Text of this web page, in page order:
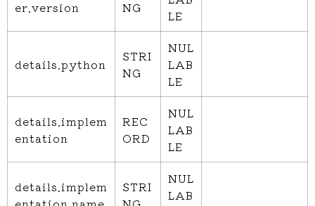
er.version NG
LE
details.python
STRI
NG
NUL
LAB
LE
details.implem
entation
REC
ORD
NUL
LAB
LE
details.implem
STRI
NUL
LAB